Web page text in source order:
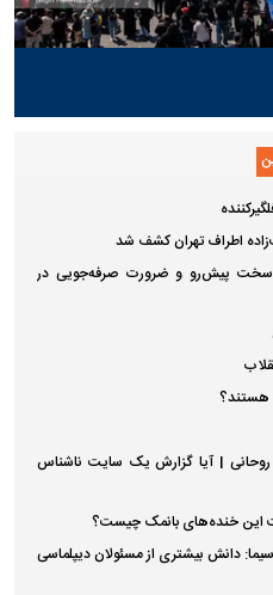
اطراف تهران کشف شد
سخت پیش‌رو و ضرورت صرفه‌جویی در
هستند؟
| آیا گزارش یک سایت ناشناس
علت این خنده‌های بانمک چیست؟
دانش بیشتری از مسئولان دیپلماسی